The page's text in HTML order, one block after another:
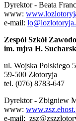
Dyrektor - Beata
www:
e-mail:
Zespół Szkół
im. mjra H.
ul. Wojska Polskiego
59-500 Złotoryja
tel. (076) 8783-647
Dyrektor - Zbigniew
www:
e-mail: